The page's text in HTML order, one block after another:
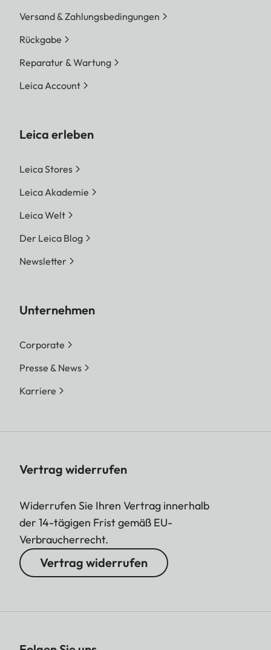
Versand & Zahlungsbedingungen
Rückgabe
Reparatur & Wartung
Leica Account
Leica erleben
Leica Stores
Leica Akademie
Leica Welt
Der Leica Blog
Newsletter
Unternehmen
Corporate
Presse & News
Karriere
Vertrag widerrufen
Widerrufen Sie Ihren Vertrag innerhalb
der 14-tägigen Frist gemäß EU-
Verbraucherrecht.
Vertrag widerrufen